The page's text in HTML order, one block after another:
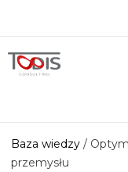
Baza wiedzy /
przemysłu